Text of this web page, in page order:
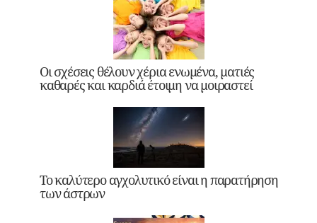
Οι σχέσεις θέλουν χέρια ενωμένα, ματιές
καθαρές και καρδιά έτοιμη να μοιραστεί
Το καλύτερο αγχολυτικό είναι η παρατήρηση
των άστρων